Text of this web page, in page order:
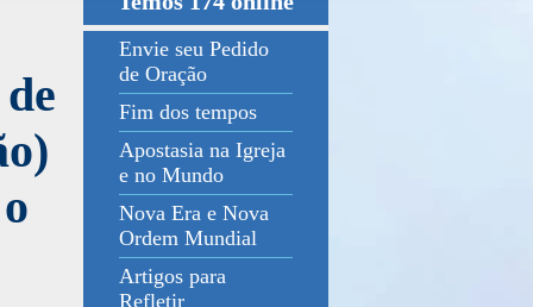
Envie seu Pedido
de Oração
Fim dos tempos
Apostasia na Igreja
e no Mundo
Nova Era e Nova
Ordem Mundial
Artigos para
Refletir